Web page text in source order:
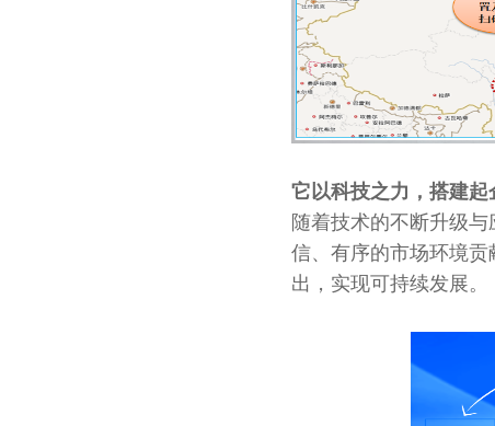
它以科技之力，搭建起
随着技术的不断升级
信、有序的市场环境
出，实现可持续发展。